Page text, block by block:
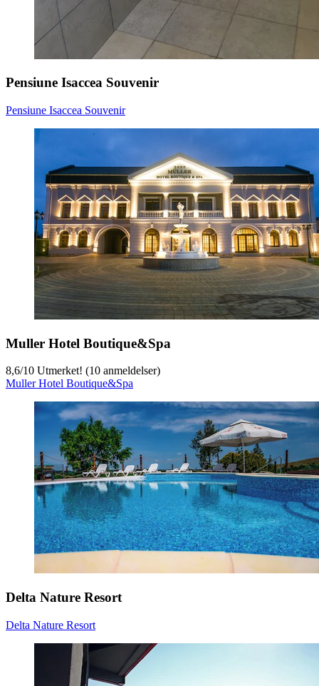
Pensiune Isaccea Souvenir
Pensiune Isaccea Souvenir
Muller Hotel Boutique&Spa
8,6/10 Utmerket! (10 anmeldelser)
Muller Hotel Boutique&Spa
Delta Nature Resort
Delta Nature Resort